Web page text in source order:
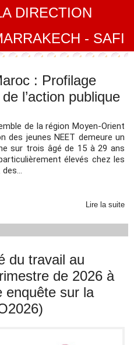
DIRECTION
- SAFI
: Profilage
l’action publique
de la région Moyen-Orient
des jeunes NEET demeure un
sur trois âgé de 15 à 29 ans
élevés chez les
Lire la suite
du travail au
de 2026 à
enquête sur la